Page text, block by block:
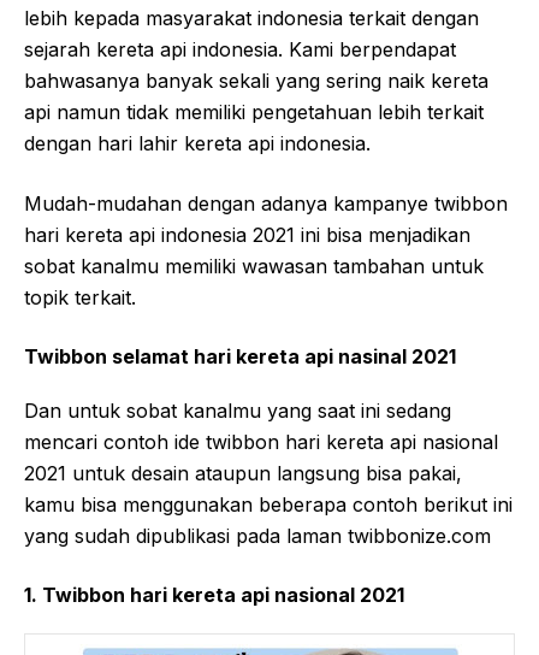
lebih kepada masyarakat indonesia terkait dengan
sejarah kereta api indonesia. Kami berpendapat
bahwasanya banyak sekali yang sering naik kereta
api namun tidak memiliki pengetahuan lebih terkait
dengan hari lahir kereta api indonesia.
Mudah-mudahan dengan adanya kampanye twibbon
hari kereta api indonesia 2021 ini bisa menjadikan
sobat kanalmu memiliki wawasan tambahan untuk
topik terkait.
Twibbon selamat hari kereta api nasinal 2021
Dan untuk sobat kanalmu yang saat ini sedang
mencari contoh ide twibbon hari kereta api nasional
2021 untuk desain ataupun langsung bisa pakai,
kamu bisa menggunakan beberapa contoh berikut ini
yang sudah dipublikasi pada laman twibbonize.com
1. Twibbon hari kereta api nasional 2021